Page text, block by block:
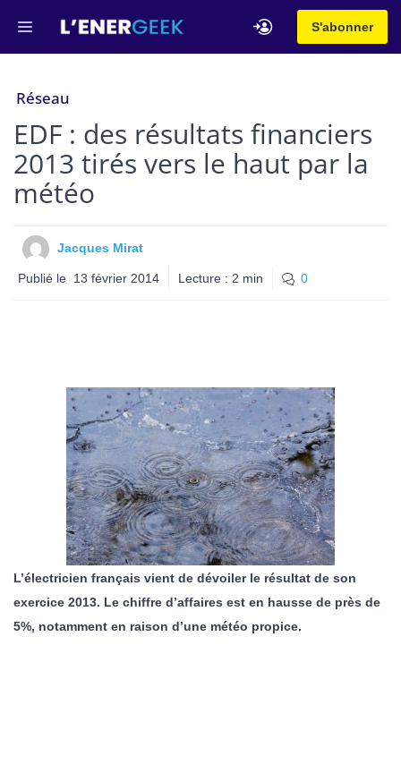
contenu
S'abonner
Menu
Réseau
EDF : des résultats financiers
2013 tirés vers le haut par la
météo
Jacques Mirat
Publié le 13 février 2014 Lecture : 2 min 0
L’électricien français vient de dévoiler le résultat de son
exercice 2013. Le chiffre d’affaires est en hausse de près de
5%, notamment en raison d’une météo propice.